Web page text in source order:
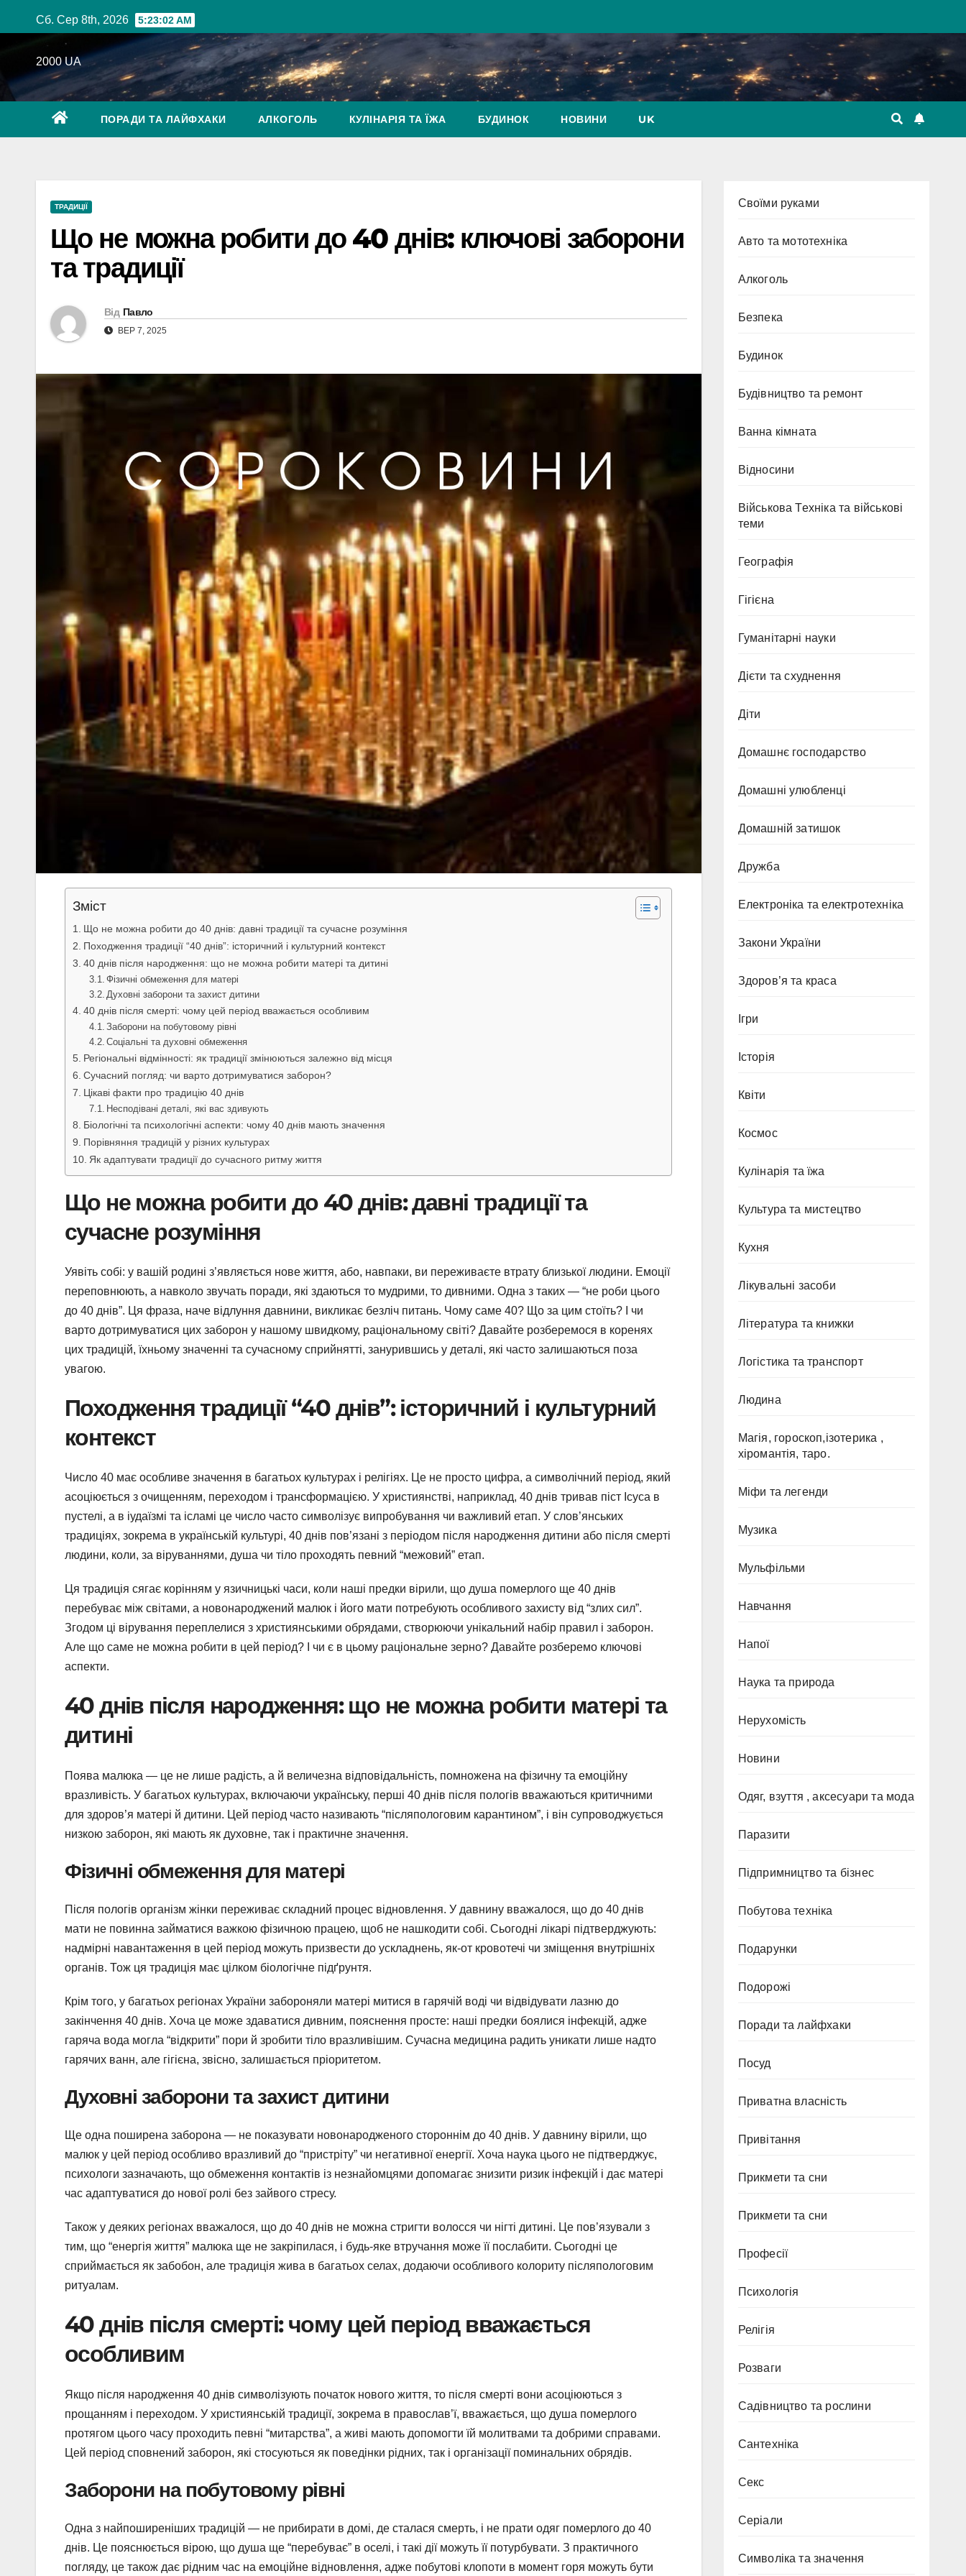
до
Сб. Сер 8th, 2026 5:23:03 AM
2000 UA
ПОРАДИ ТА ЛАЙФХАКИ АЛКОГОЛЬ КУЛІНАРІЯ ТА ЇЖА БУДИНОК НОВИНИ UK
ТРАДИЦІЇ
Що не можна робити до 40 днів: ключові заборони
та традиції
Від Павло
ВЕР 7, 2025
Зміст
Що не можна робити до 40 днів: давні традиції та сучасне розуміння
Походження традиції “40 днів”: історичний і культурний контекст
40 днів після народження: що не можна робити матері та дитині
Фізичні обмеження для матері
Духовні заборони та захист дитини
40 днів після смерті: чому цей період вважається особливим
Заборони на побутовому рівні
Соціальні та духовні обмеження
Регіональні відмінності: як традиції змінюються залежно від місця
Сучасний погляд: чи варто дотримуватися заборон?
Цікаві факти про традицію 40 днів
Несподівані деталі, які вас здивують
Біологічні та психологічні аспекти: чому 40 днів мають значення
Порівняння традицій у різних культурах
Як адаптувати традиції до сучасного ритму життя
Що не можна робити до 40 днів: давні традиції та
сучасне розуміння
Уявіть собі: у вашій родині з’являється нове життя, або, навпаки, ви переживаєте втрату близької людини. Емоції
переповнюють, а навколо звучать поради, які здаються то мудрими, то дивними. Одна з таких — “не роби цього
до 40 днів”. Ця фраза, наче відлуння давнини, викликає безліч питань. Чому саме 40? Що за цим стоїть? І чи
варто дотримуватися цих заборон у нашому швидкому, раціональному світі? Давайте розберемося в коренях
цих традицій, їхньому значенні та сучасному сприйнятті, занурившись у деталі, які часто залишаються поза
увагою.
Походження традиції “40 днів”: історичний і культурний
контекст
Число 40 має особливе значення в багатьох культурах і релігіях. Це не просто цифра, а символічний період, який
асоціюється з очищенням, переходом і трансформацією. У християнстві, наприклад, 40 днів тривав піст Ісуса в
пустелі, а в іудаїзмі та ісламі це число часто символізує випробування чи важливий етап. У слов’янських
традиціях, зокрема в українській культурі, 40 днів пов’язані з періодом після народження дитини або після смерті
людини, коли, за віруваннями, душа чи тіло проходять певний “межовий” етап.
Ця традиція сягає корінням у язичницькі часи, коли наші предки вірили, що душа померлого ще 40 днів
перебуває між світами, а новонароджений малюк і його мати потребують особливого захисту від “злих сил”.
Згодом ці вірування переплелися з християнськими обрядами, створюючи унікальний набір правил і заборон.
Але що саме не можна робити в цей період? І чи є в цьому раціональне зерно? Давайте розберемо ключові
аспекти.
40 днів після народження: що не можна робити матері та
дитині
Поява малюка — це не лише радість, а й величезна відповідальність, помножена на фізичну та емоційну
вразливість. У багатьох культурах, включаючи українську, перші 40 днів після пологів вважаються критичними
для здоров’я матері й дитини. Цей період часто називають “післяпологовим карантином”, і він супроводжується
низкою заборон, які мають як духовне, так і практичне значення.
Фізичні обмеження для матері
Після пологів організм жінки переживає складний процес відновлення. У давнину вважалося, що до 40 днів
мати не повинна займатися важкою фізичною працею, щоб не нашкодити собі. Сьогодні лікарі підтверджують:
надмірні навантаження в цей період можуть призвести до ускладнень, як-от кровотечі чи зміщення внутрішніх
органів. Тож ця традиція має цілком біологічне підґрунтя.
Крім того, у багатьох регіонах України забороняли матері митися в гарячій воді чи відвідувати лазню до
закінчення 40 днів. Хоча це може здаватися дивним, пояснення просте: наші предки боялися інфекцій, адже
гаряча вода могла “відкрити” пори й зробити тіло вразливішим. Сучасна медицина радить уникати лише надто
гарячих ванн, але гігієна, звісно, залишається пріоритетом.
Духовні заборони та захист дитини
Ще одна поширена заборона — не показувати новонародженого стороннім до 40 днів. У давнину вірили, що
малюк у цей період особливо вразливий до “пристріту” чи негативної енергії. Хоча наука цього не підтверджує,
психологи зазначають, що обмеження контактів із незнайомцями допомагає знизити ризик інфекцій і дає матері
час адаптуватися до нової ролі без зайвого стресу.
Також у деяких регіонах вважалося, що до 40 днів не можна стригти волосся чи нігті дитині. Це пов’язували з
тим, що “енергія життя” малюка ще не закріпилася, і будь-яке втручання може її послабити. Сьогодні це
сприймається як забобон, але традиція жива в багатьох селах, додаючи особливого колориту післяпологовим
ритуалам.
40 днів після смерті: чому цей період вважається
особливим
Якщо після народження 40 днів символізують початок нового життя, то після смерті вони асоціюються з
прощанням і переходом. У християнській традиції, зокрема в православ’ї, вважається, що душа померлого
протягом цього часу проходить певні “митарства”, а живі мають допомогти їй молитвами та добрими справами.
Цей період сповнений заборон, які стосуються як поведінки рідних, так і організації поминальних обрядів.
Заборони на побутовому рівні
Одна з найпоширеніших традицій — не прибирати в домі, де сталася смерть, і не прати одяг померлого до 40
днів. Це пояснюється вірою, що душа ще “перебуває” в оселі, і такі дії можуть її потурбувати. З практичного
погляду, це також дає рідним час на емоційне відновлення, адже побутові клопоти в момент горя можуть бути
Cвоїми руками
Авто та мототехніка
Алкоголь
Безпека
Будинок
Будівництво та ремонт
Ванна кімната
Відносини
Військова Техніка та військові
теми
Географія
Гігієна
Гуманітарні науки
Дієти та схуднення
Діти
Домашнє господарство
Домашні улюбленці
Домашній затишок
Дружба
Електроніка та електротехніка
Закони України
Здоров’я та краса
Ігри
Історія
Квіти
Космос
Кулінарія та їжа
Культура та мистецтво
Кухня
Лікувальні засоби
Література та книжки
Логістика та транспорт
Людина
Магія, гороскоп,ізотерика ,
хіромантія, таро.
Міфи та легенди
Музика
Мульфільми
Навчання
Напої
Наука та природа
Нерухомість
Новини
Одяг, взуття , аксесуари та мода
Паразити
Підпримництво та бізнес
Побутова техніка
Подарунки
Подорожі
Поради та лайфхаки
Посуд
Приватна власність
Привітання
Прикмети та сни
Прикмети та сни
Професії
Психологія
Релігія
Розваги
Садівництво та рослини
Сантехніка
Секс
Серіали
Символіка та значення